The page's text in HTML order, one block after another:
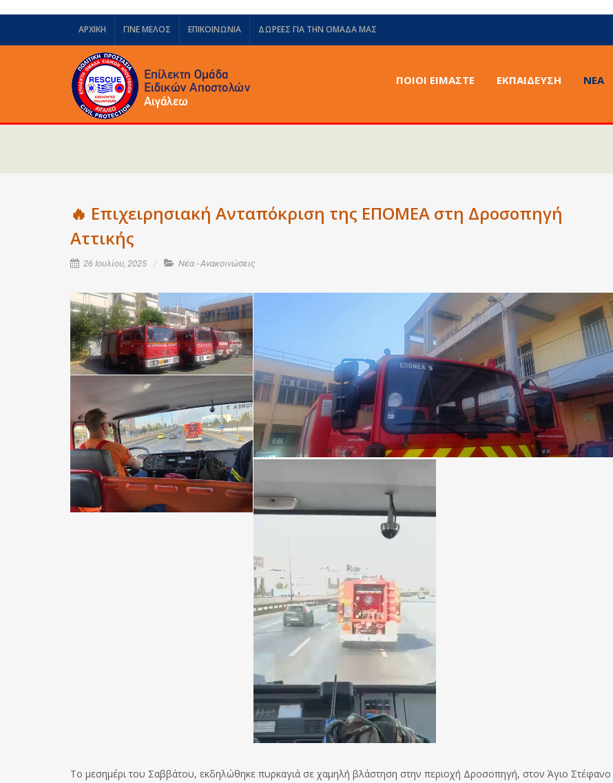
ΑΡΧΙΚΗ ΓΙΝΕ ΜΕΛΟΣ ΕΠΙΚΟΙΝΩΝΙΑ ΔΩΡΕΈΣ ΓΙΑ ΤΗΝ ΟΜΆΔΑ ΜΑΣ
ΠΟΙΟΙ ΕΙΜΑΣΤΕ ΕΚΠΑΙΔΕΥΣΗ ΝΈΑ
🔥 Επιχειρησιακή Ανταπόκριση της ΕΠΟΜΕΑ στη Δροσοπηγή
Αττικής
26 Ιουλίου, 2025 Νέα - Ανακοινώσεις
Το μεσημέρι του Σαββάτου, εκδηλώθηκε πυρκαγιά σε χαμηλή βλάστηση στην περιοχή Δροσοπηγή, στον Άγιο Στέφανο